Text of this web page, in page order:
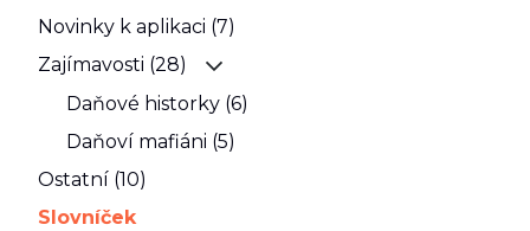
Novinky k aplikaci (7)
Zajímavosti (28)
Daňové historky (6)
Daňoví mafiáni (5)
Ostatní (10)
Slovníček